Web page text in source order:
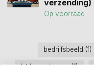
verzending)
Op voorraad
bedrijfsbeeld (1)